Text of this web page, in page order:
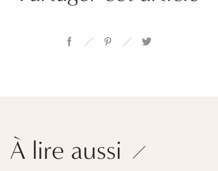
À lire aussi